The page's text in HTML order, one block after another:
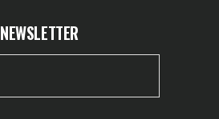
NEWSLETTER